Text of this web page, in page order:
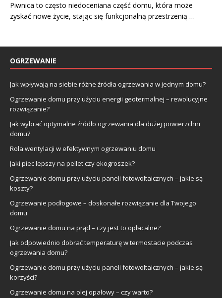
Piwnica to często niedoceniana część domu, która może
zyskać nowe życie, stając się funkcjonalną przestrzenią …
OGRZEWANIE
Jak wpływają na siebie różne źródła ogrzewania w jednym domu?
Ogrzewanie domu przy użyciu energii geotermalnej – rewolucyjne
rozwiązanie?
Jak wybrać optymalne źródło ogrzewania dla dużej powierzchni
domu?
Rola wentylacji w efektywnym ogrzewaniu domu
Jaki piec lepszy na pellet czy ekogroszek?
Ogrzewanie domu przy użyciu paneli fotowoltaicznych – jakie są
koszty?
Ogrzewanie podłogowe – doskonałe rozwiązanie dla Twojego
domu
Ogrzewanie domu na prąd – czy jest to opłacalne?
Jak odpowiednio dobrać temperaturę w termostacie podczas
ogrzewania domu?
Ogrzewanie domu przy użyciu paneli fotowoltaicznych – jakie są
korzyści?
Ogrzewanie domu na olej opałowy – czy warto?